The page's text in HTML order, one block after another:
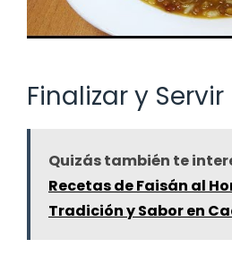
Finalizar y Servir
Quizás también te
Recetas de Faisán al
Tradición y Sabor en